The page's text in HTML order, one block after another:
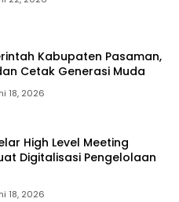
Kabupaten Pasaman,
Cetak Generasi Muda
18, 2026
High Level Meeting
Digitalisasi Pengelolaan
18, 2026